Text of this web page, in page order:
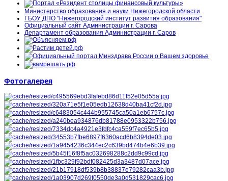
Министерство образования и науки Нижегородской области
ГБОУ ДПО "Нижегородский институт развития образования"
Официальный сайт Администрации г. Сарова
Департамент образования Администрации г. Саров
Фотогалерея